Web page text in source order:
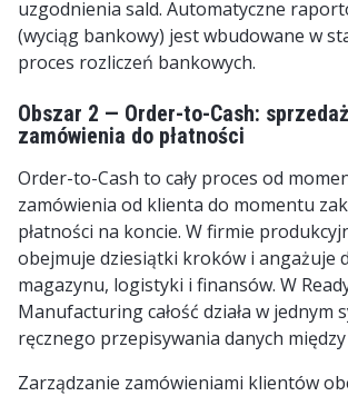
uzgodnienia sald. Automatyczne
(wyciąg bankowy) jest wbudowane w
proces rozliczeń bankowych.
Obszar 2 — Order-to-Cash:
zamówienia do płatności
Order-to-Cash to cały proces od
zamówienia od klienta do momentu
płatności na koncie. W firmie
obejmuje dziesiątki kroków i angażuje
magazynu, logistyki i finansów. W
Manufacturing całość działa w jednym
ręcznego przepisywania danych
Zarządzanie zamówieniami klientów